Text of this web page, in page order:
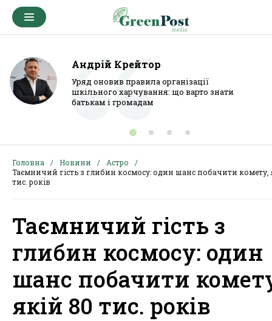
Андрій Крейтор
Уряд оновив правила організації
шкільного харчування: що варто знати
батькам і громадам
Головна Новини
Астро
Таємничий гість з глибин космосу: один шанс побачити комету,
тис. років
Таємничий гість з
глибин космосу: один
шанс побачити
якій 80 тис. років